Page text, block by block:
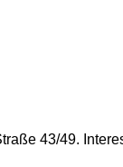
43/49.